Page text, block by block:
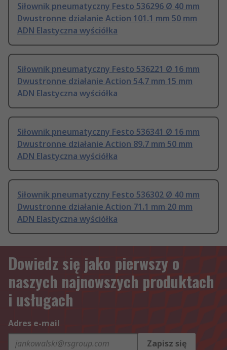
Siłownik pneumatyczny Festo 536296 Ø 40 mm
Dwustronne działanie Action 101.1 mm 50 mm
ADN Elastyczna wyściółka
Siłownik pneumatyczny Festo 536221 Ø 16 mm
Dwustronne działanie Action 54.7 mm 15 mm
ADN Elastyczna wyściółka
Siłownik pneumatyczny Festo 536341 Ø 16 mm
Dwustronne działanie Action 89.7 mm 50 mm
ADN Elastyczna wyściółka
Siłownik pneumatyczny Festo 536302 Ø 40 mm
Dwustronne działanie Action 71.1 mm 20 mm
ADN Elastyczna wyściółka
Dowiedz się jako pierwszy o
naszych najnowszych produktach
i usługach
Adres e-mail
Zapisz się